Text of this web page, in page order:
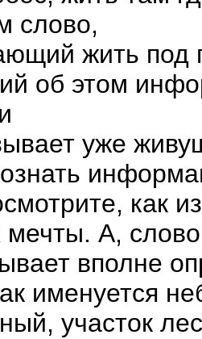
слово,
жить под
об этом
уже
как
мечты. А, слово
вполне
именуется
участок